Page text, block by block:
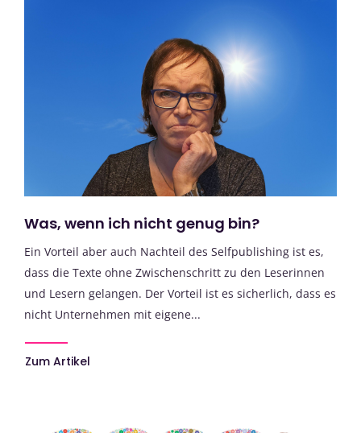
Was, wenn ich nicht genug bin?
Ein Vorteil aber auch Nachteil des Selfpublishing ist es,
dass die Texte ohne Zwischenschritt zu den Leserinnen
und Lesern gelangen. Der Vorteil ist es sicherlich, dass es
nicht Unternehmen mit eigene...
Zum Artikel